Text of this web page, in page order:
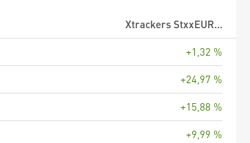
Xtrackers StxxEUR...
+1,32 %
+24,97 %
+15,88 %
+9,99 %